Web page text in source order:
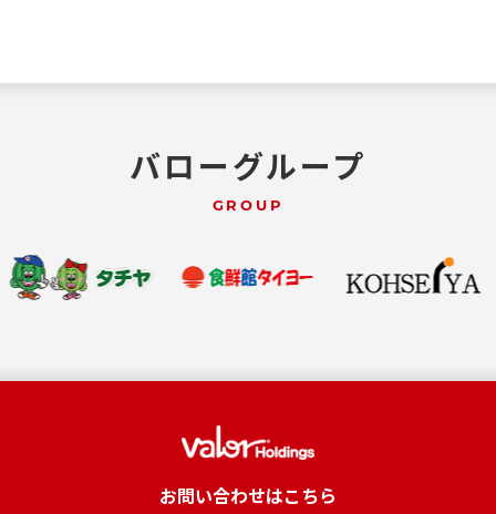
バローグループ
GROUP
お問い合わせはこちら